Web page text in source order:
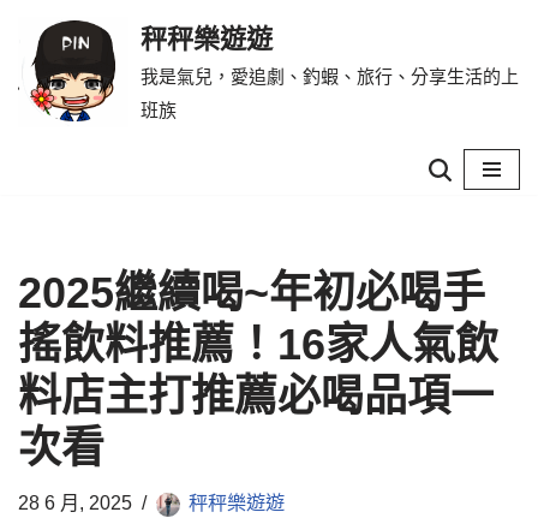
Skip
to
秤秤樂遊遊
我是氣兒，愛追劇、釣蝦、旅行、分享生活的上
班族
2025繼續喝~年初必喝手
搖飲料推薦！16家人氣飲
料店主打推薦必喝品項一
次看
28 6 月, 2025 秤秤樂遊遊